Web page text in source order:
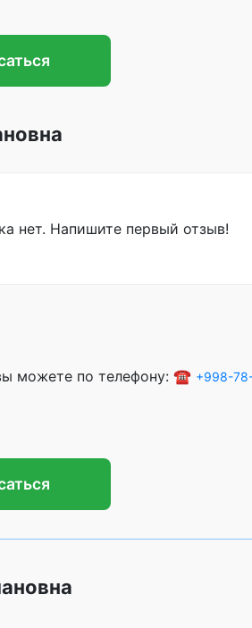
нет. Напишите первый отзыв!
вы можете по телефону: ☎️ +998-